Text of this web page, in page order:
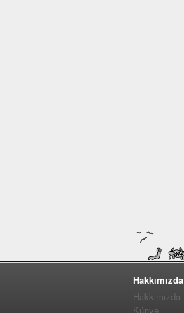
Hakkımızda
Hakkımızda
Künye